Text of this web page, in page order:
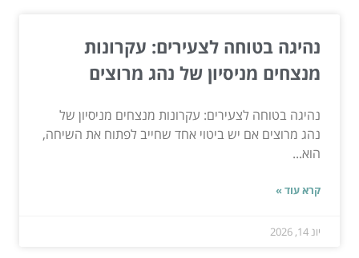
נהיגה בטוחה לצעירים: עקרונות
מנצחים מניסיון של נהג מרוצים
נהיגה בטוחה לצעירים: עקרונות מנצחים מניסיון של
נהג מרוצים אם יש ביטוי אחד שחייב לפתוח את השיחה,
הוא...
קרא עוד »
יונ 14, 2026